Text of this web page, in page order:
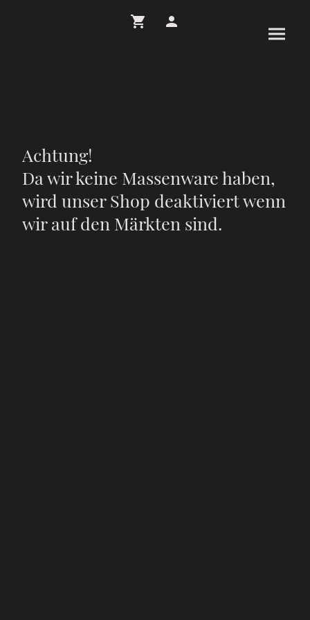
Achtung!
Da wir keine Massenware haben,
wird unser Shop deaktiviert wenn
wir auf den Märkten sind.